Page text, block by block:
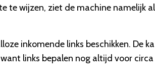
te wijzen, ziet de machine namelijk
inkomende links beschikken. De
links bepalen nog altijd voor circa